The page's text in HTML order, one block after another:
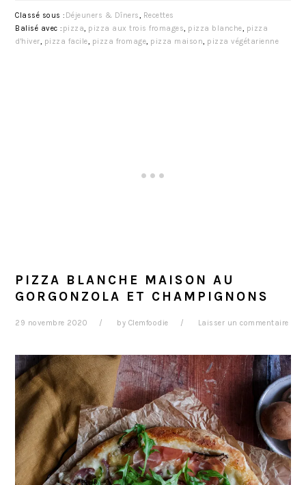
Classé sous : Déjeuners & Dîners, Recettes
Balisé avec : pizza, pizza aux trois fromages, pizza blanche, pizza
d'hiver, pizza facile, pizza fromage, pizza maison, pizza végétarienne
PIZZA BLANCHE MAISON AU
GORGONZOLA ET CHAMPIGNONS
29 novembre 2020 by Clemfoodie Laisser un commentaire